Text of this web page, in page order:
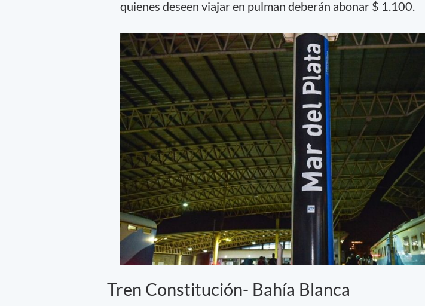
quienes deseen viajar en pulman deberán abonar $ 1.100.
Tren Constitución- Bahía Blanca